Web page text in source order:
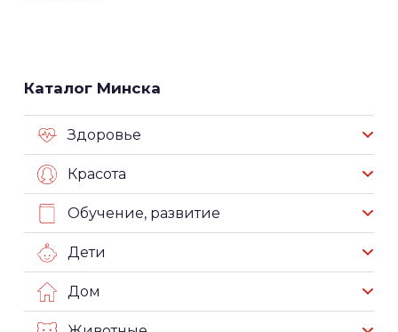
Каталог Минска
Здоровье
Красота
Обучение, развитие
Дети
Дом